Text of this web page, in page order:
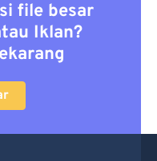
file besar
Iklan?